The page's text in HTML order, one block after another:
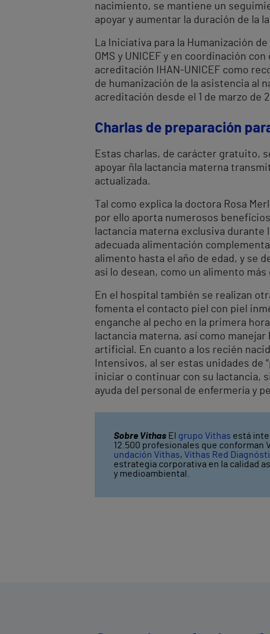
nacimiento, se mantiene un
apoyar y aumentar la duración de la
La Iniciativa para la Humanización
OMS y UNICEF y en coordinación
acreditación IHAN-UNICEF como
de humanización de la asistencia al
acreditación desde el 1 de marzo de
Charlas de preparación
Estas charlas, de carácter gratuito,
apoyar ñla lactancia materna
actualizada.
Tal como explica la doctora Rosa
por ello aporta numerosos
lactancia materna exclusiva
adecuada alimentación
alimento hasta el año de edad, y se
así lo desean, como un alimento más
En el hospital también se realizan
fomenta el contacto piel con piel
enganche al pecho en la primera
lactancia materna, así como
artificial. En cuanto a los recién
Intensivos, al ser estas unidades de
iniciar o continuar con su lactancia,
ayuda del personal de enfermería y
Sobre Vithas El grupo Vithas está
12.500 profesionales que conforman
undación Vithas, Vithas Red
estrategia corporativa en la calidad
y medioambiental.